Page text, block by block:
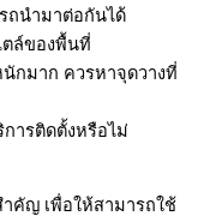
ถนำมาต่อกันได้
ล์ของพื้นที่
กมาก ควรหาจุดวางที่
ารติดตั้งหรือไม่
คัญ เพื่อให้สามารถใช้